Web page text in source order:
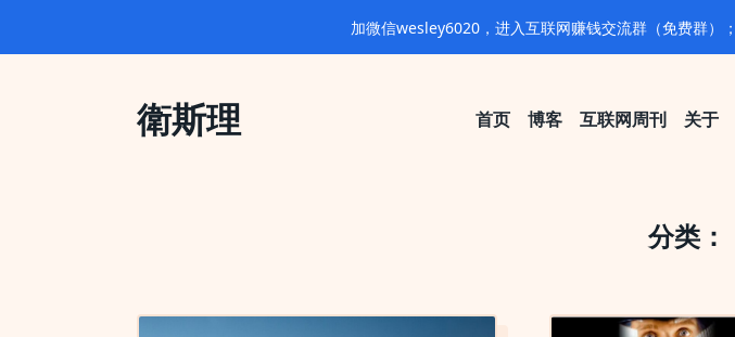
加微信wesley6020，进入互联网赚钱交流群（免费群）；
衛斯理 首页 博客 互联网周刊 关于
分类：